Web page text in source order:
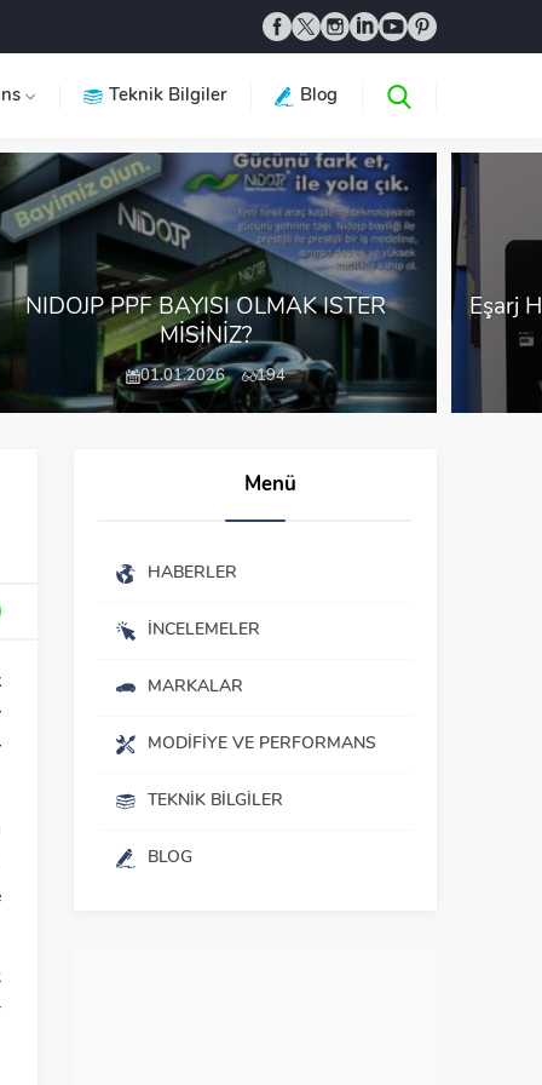
Teknik Bilgiler Blog
NIDOJP PPF BAYİSİ OLMAK İSTER
MİSİNİZ?
01.01.2026 194
Eşarj
Menü
HABERLER
İNCELEMELER
MARKALAR
MODIFIYE VE PERFORMANS
TEKNIK BILGILER
BLOG